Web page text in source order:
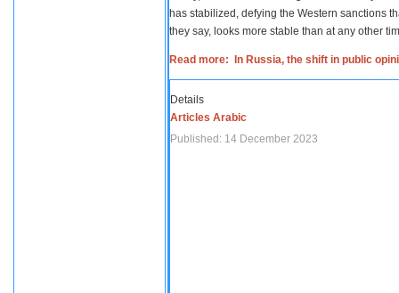
has stabilized, defying the Western sanctions
they say, looks more stable than at any other
Read more: In Russia, the shift in public
Details
Articles Arabic
Published: 14 December 2023